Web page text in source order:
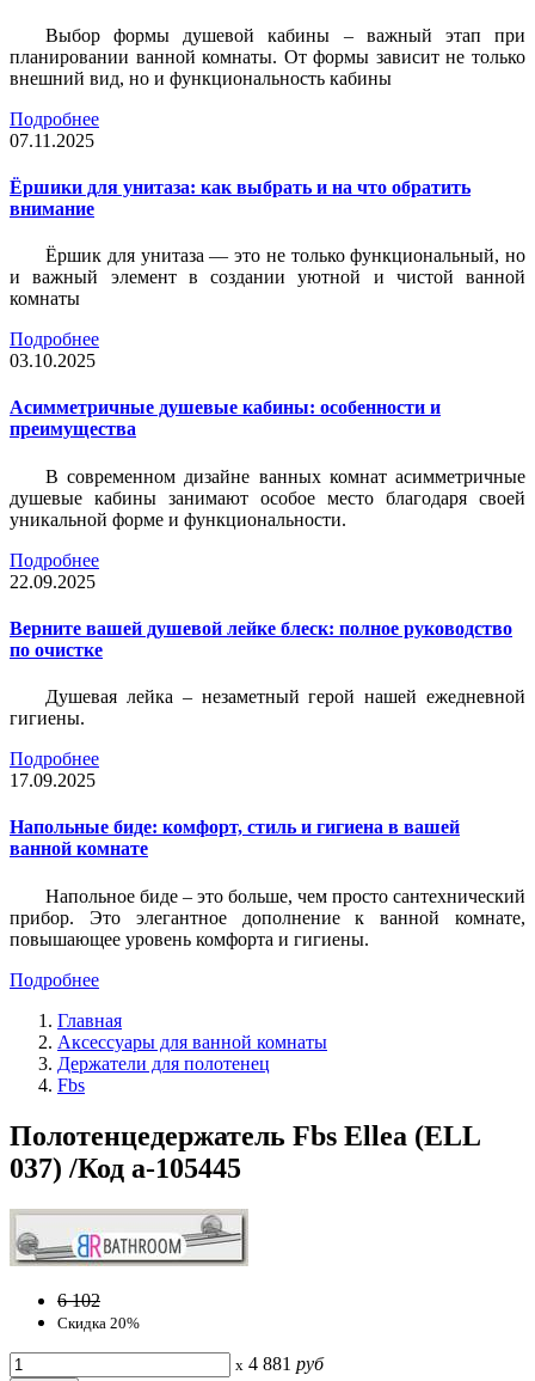
Выбор формы душевой кабины – важный этап при
планировании ванной комнаты. От формы зависит не только
внешний вид, но и функциональность кабины
Подробнее
07.11.2025
Ёршики для унитаза: как выбрать и на что обратить
внимание
Ёршик для унитаза — это не только функциональный, но
и важный элемент в создании уютной и чистой ванной
комнаты
Подробнее
03.10.2025
Асимметричные душевые кабины: особенности и
преимущества
В современном дизайне ванных комнат асимметричные
душевые кабины занимают особое место благодаря своей
уникальной форме и функциональности.
Подробнее
22.09.2025
Верните вашей душевой лейке блеск: полное руководство
по очистке
Душевая лейка – незаметный герой нашей ежедневной
гигиены.
Подробнее
17.09.2025
Напольные биде: комфорт, стиль и гигиена в вашей
ванной комнате
Напольное биде – это больше, чем просто сантехнический
прибор. Это элегантное дополнение к ванной комнате,
повышающее уровень комфорта и гигиены.
Подробнее
Главная
Аксессуары для ванной комнаты
Держатели для полотенец
Fbs
Полотенцедержатель Fbs Ellea (ELL
037) /Код a-105445
6 102
Скидка 20%
x 4 881 руб